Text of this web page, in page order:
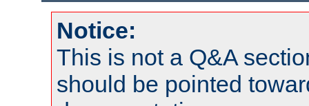
Notice:
This is not a Q&A
should be pointed